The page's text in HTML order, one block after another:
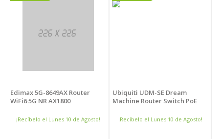
Edimax 5G-8649AX Router
WiFi6 5G NR AX1800
¡Recíbelo el Lunes 10 de Agosto!
Ubiquiti UDM-SE Dream
Machine Router Switch PoE
¡Recíbelo el Lunes 10 de Agosto!